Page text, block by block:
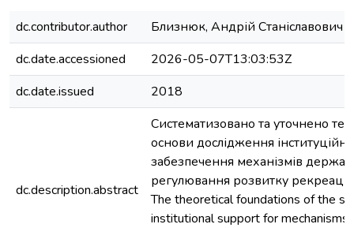
dc.contributor.author
Близнюк, Андрій Станіславович
dc.date.accessioned
2026-05-07T13:03:53Z
dc.date.issued
2018
dc.description.abstract
Систематизовано та уточнено
основи дослідження
забезпечення механізмів
регулювання розвитку
The theoretical foundations of the
institutional support for